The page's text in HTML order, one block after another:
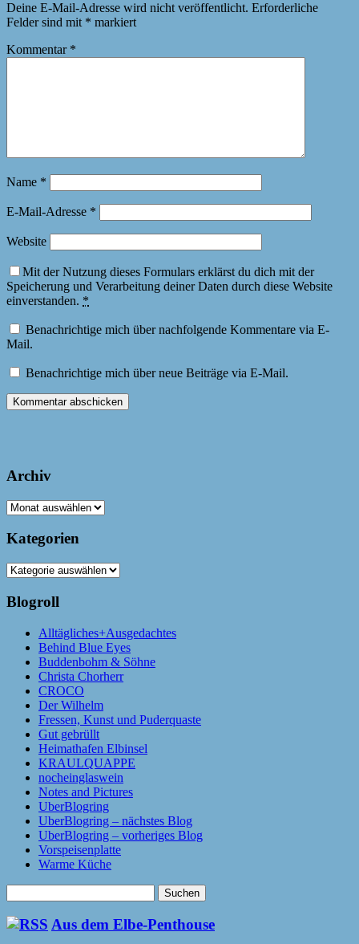
Deine E-Mail-Adresse wird nicht veröffentlicht. Erforderliche
Felder sind mit * markiert
Kommentar *
Name *
E-Mail-Adresse *
Website
Mit der Nutzung dieses Formulars erklärst du dich mit der
Speicherung und Verarbeitung deiner Daten durch diese Website
einverstanden. *
Benachrichtige mich über nachfolgende Kommentare via E-
Mail.
Benachrichtige mich über neue Beiträge via E-Mail.
Archiv
Archiv
Kategorien
Kategorien
Blogroll
Alltägliches+Ausgedachtes
Behind Blue Eyes
Buddenbohm & Söhne
Christa Chorherr
CROCO
Der Wilhelm
Fressen, Kunst und Puderquaste
Gut gebrüllt
Heimathafen Elbinsel
KRAULQUAPPE
nocheinglaswein
Notes and Pictures
UberBlogring
UberBlogring – nächstes Blog
UberBlogring – vorheriges Blog
Vorspeisenplatte
Warme Küche
nach:
Aus dem Elbe-Penthouse